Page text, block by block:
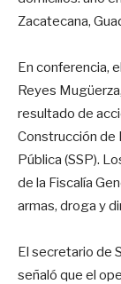
Zacatecana,
En conferencia,
Reyes
resultado de
Construcción de
Pública (SSP).
de la Fiscalía
armas, droga y
El secretario de
señaló que el